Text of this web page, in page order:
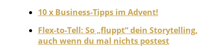
10 x Business-Tipps im Advent!
Flex-to-Tell: So „fluppt“ dein Storytelling,
auch wenn du mal nichts postest